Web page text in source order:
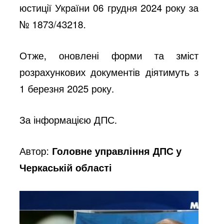
юстиції України 06 грудня 2024 року за
№ 1873/43218.
Отже, оновлені форми та зміст
розрахункових документів діятимуть з
1 березня 2025 року.
За інформацією ДПС.
Автор: Головне управління ДПС у
Черкаській області